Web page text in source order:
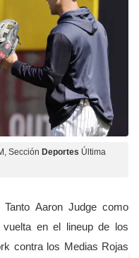
, Sección Deportes Última
Aaron Judge como
en el lineup de los
contra los Medias Rojas